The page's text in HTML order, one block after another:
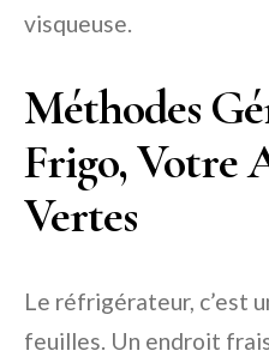
visqueuse.
Méthodes
Frigo, Votre
Vertes
Le réfrigérateur, c’est
feuilles. Un endroit